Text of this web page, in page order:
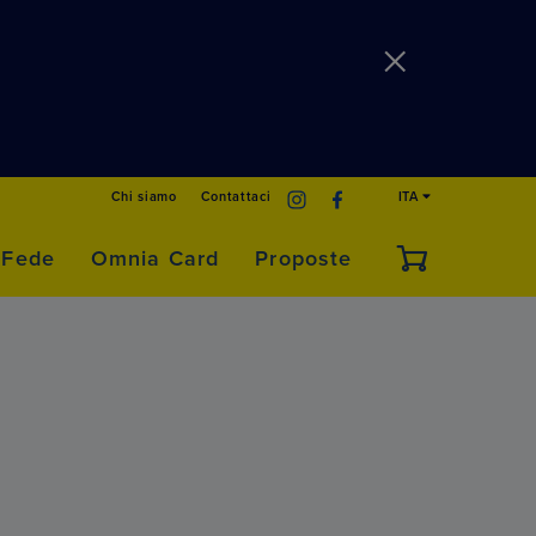
Chi siamo Contattaci ITA
Omnia Card Proposte